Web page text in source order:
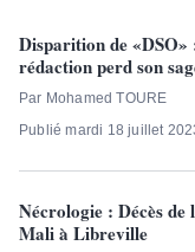
Disparition de
rédaction perd son
Par Mohamed TOURE
Publié mardi 18 juillet
Nécrologie : Décès de
Mali à Libreville